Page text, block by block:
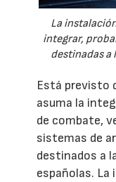
La
integrar,
destinadas a
Está previsto
asuma la
de combate,
sistemas de
destinados a
españolas. La